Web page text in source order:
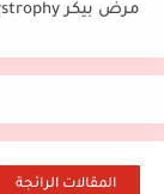
مرض بيكر Becker's Muscular Dystrophy:
المقالات الرائجة